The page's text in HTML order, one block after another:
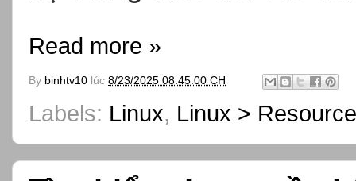
Read more »
By binhtv10 lúc 8/23/2025 08:45:00 CH
Labels: Linux, Linux > Resource